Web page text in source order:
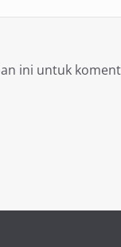
ini untuk